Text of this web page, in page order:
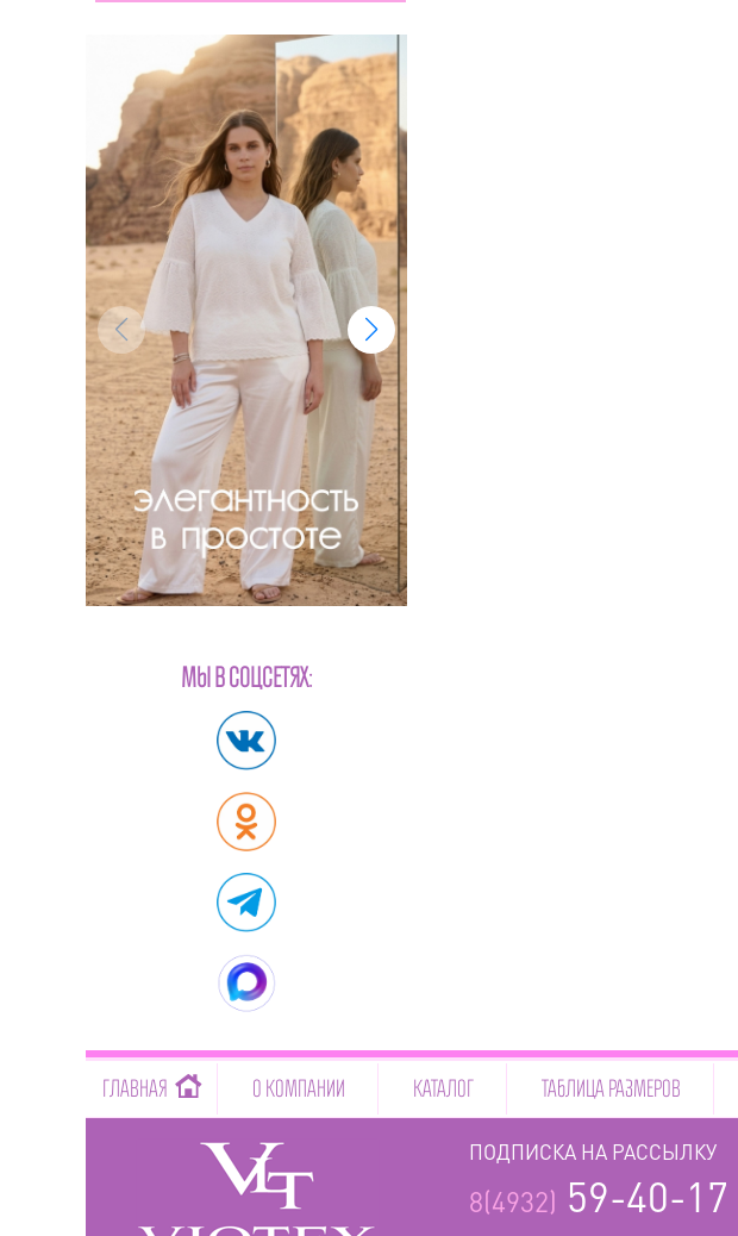
МЫ В СОЦСЕТЯХ:
ГЛАВНАЯ О КОМПАНИИ КАТАЛОГ ТАБЛИЦА РАЗМЕРОВ
ПОДПИСКА НА РАССЫЛКУ
8(4932) 59-40-17
-->